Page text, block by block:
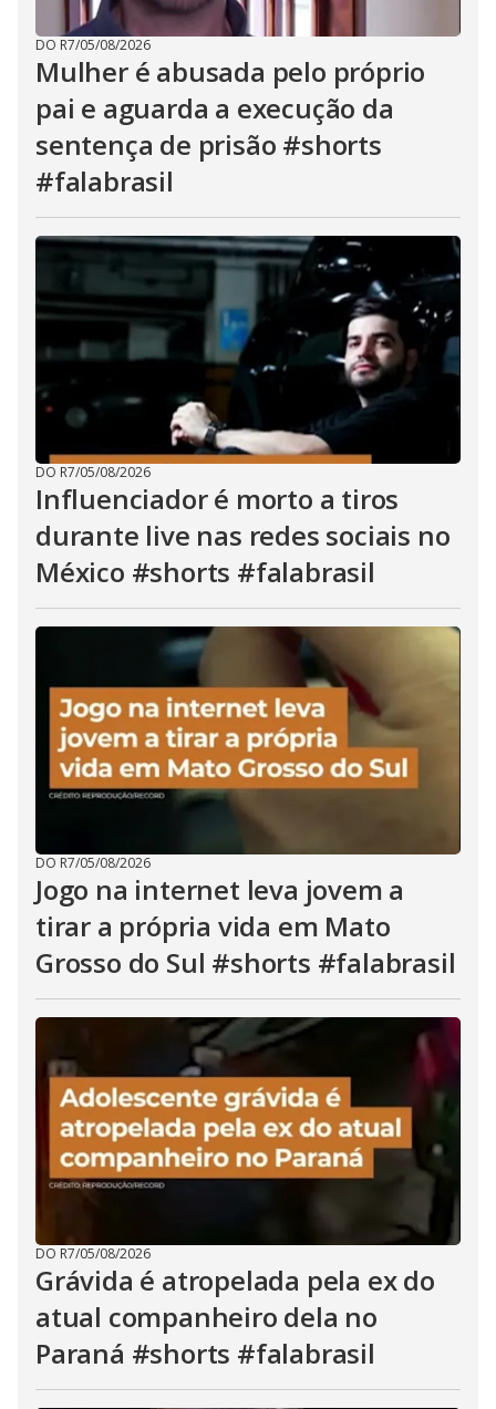
DO R7/05/08/2026
Mulher é abusada pelo próprio
pai e aguarda a execução da
sentença de prisão #shorts
#falabrasil
DO R7/05/08/2026
Influenciador é morto a tiros
durante live nas redes sociais no
México #shorts #falabrasil
DO R7/05/08/2026
Jogo na internet leva jovem a
tirar a própria vida em Mato
Grosso do Sul #shorts #falabrasil
DO R7/05/08/2026
Grávida é atropelada pela ex do
atual companheiro dela no
Paraná #shorts #falabrasil